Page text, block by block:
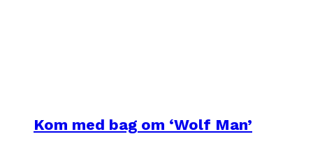
Kom med bag om ‘Wolf Man’